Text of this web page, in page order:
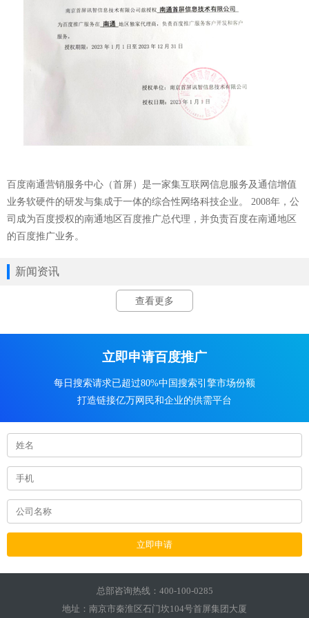
百度南通营销服务中心（首屏） 是一家集互联网信息服务及通信增值
业务软硬件的研发与集成于一体的综合性网络科技企业。 2008年，公
司成为百度授权的南通地区百度推广总代理，并负责百度在南通地区
的百度推广业务。
新闻资讯
查看更多
立即申请百度推广
每日搜索请求已超过80%中国搜索引擎市场份额
打造链接亿万网民和企业的供需平台
立即申请
总部咨询热线：400-100-0285
地址：南京市秦淮区石门坎104号首屏集团大厦